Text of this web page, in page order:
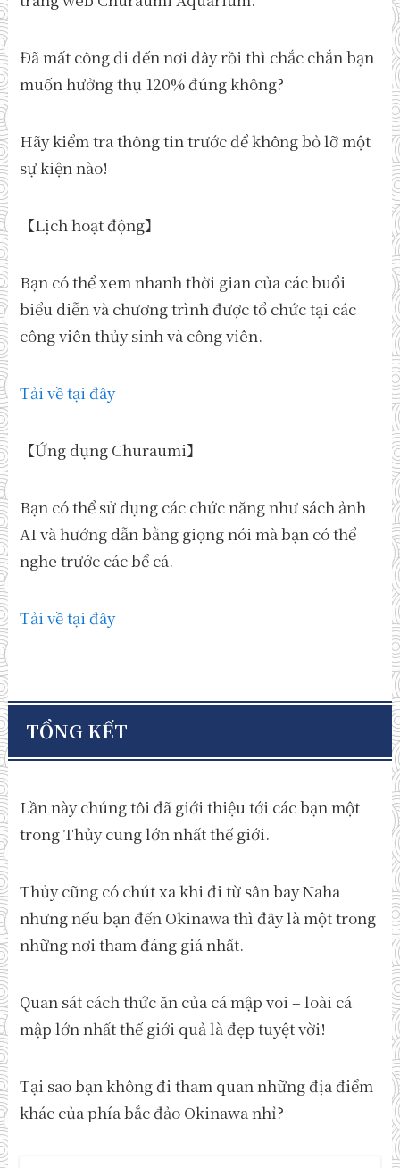
Đã mất công đi đến nơi đây rồi thì chắc chắn bạn
muốn hưởng thụ 120% đúng không?
Hãy kiểm tra thông tin trước để không bỏ lỡ một
sự kiện nào!
【Lịch hoạt động】
Bạn có thể xem nhanh thời gian của các buổi
biểu diễn và chương trình được tổ chức tại các
công viên thủy sinh và công viên.
Tải về tại đây
【Ứng dụng Churaumi】
Bạn có thể sử dụng các chức năng như sách ảnh
AI và hướng dẫn bằng giọng nói mà bạn có thể
nghe trước các bể cá.
Tải về tại đây
TỔNG KẾT
Lần này chúng tôi đã giới thiệu tới các bạn một
trong Thủy cung lớn nhất thế giới.
Thủy cũng có chút xa khi đi từ sân bay Naha
nhưng nếu bạn đến Okinawa thì đây là một trong
những nơi tham đáng giá nhất.
Quan sát cách thức ăn của cá mập voi – loài cá
mập lớn nhất thế giới quả là đẹp tuyệt vời!
Tại sao bạn không đi tham quan những địa điểm
khác của phía bắc đảo Okinawa nhỉ?